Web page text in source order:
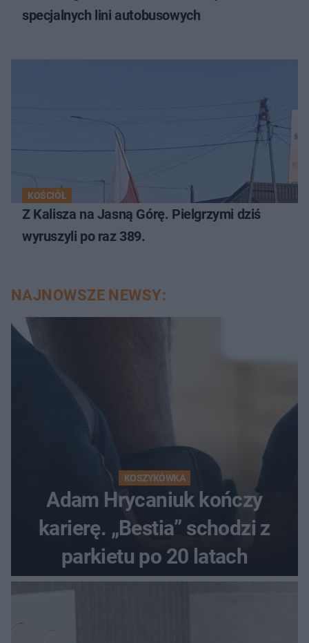
specjalnych lini autobusowych
KOŚCIÓŁ
Z Kalisza na Jasną Górę. Pielgrzymi dziś
wyruszyli po raz 389.
NAJNOWSZE NEWSY:
KOSZYKÓWKA
Adam Hrycaniuk kończy
karierę. „Bestia” schodzi z
parkietu po 20 latach